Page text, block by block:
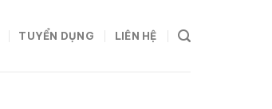
TUYỂN DỤNG LIÊN HỆ